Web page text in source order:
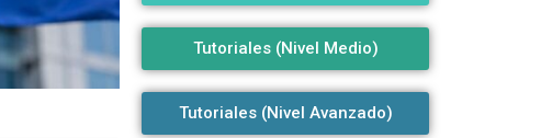
Tutoriales (Nivel Medio)
Tutoriales (Nivel Avanzado)